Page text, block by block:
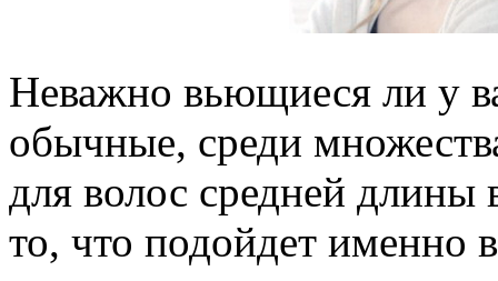
Неважно вьющиеся ли у
обычные, среди
для волос средней длины
то, что подойдет именно